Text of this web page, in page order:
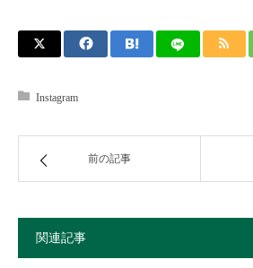
Instagram
前の記事
関連記事